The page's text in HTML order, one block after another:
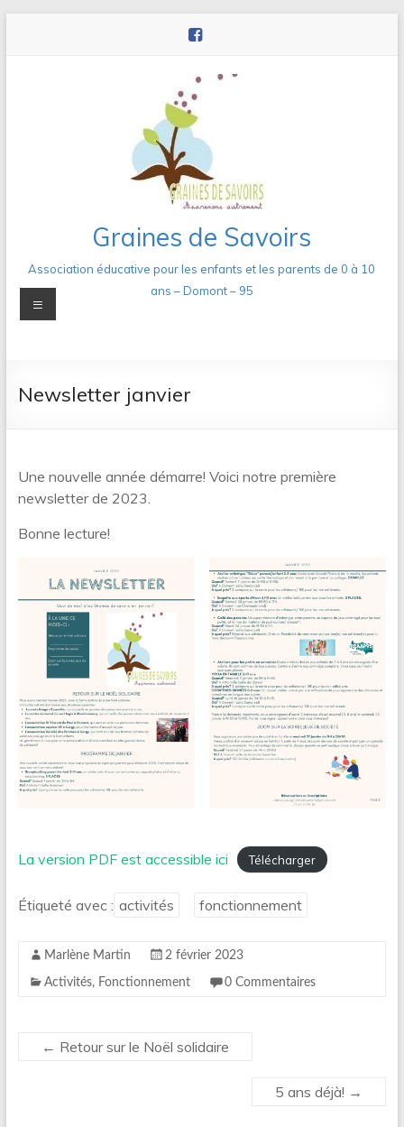
Graines de Savoirs
Association éducative pour les enfants et les parents de 0 à 10
ans – Domont – 95
Menu
Newsletter janvier
Une nouvelle année démarre! Voici notre première
newsletter de 2023.
Bonne lecture!
La version PDF est accessible ici Télécharger
Étiqueté avec : activités fonctionnement
Marlène Martin 2 février 2023
Activités, Fonctionnement 0 Commentaires
← Retour sur le Noël solidaire
5 ans déjà! →